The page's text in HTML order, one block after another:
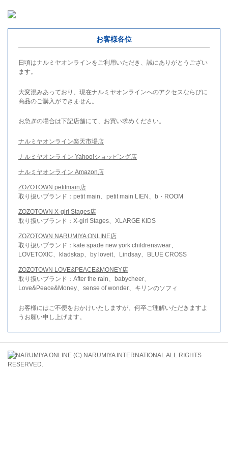
お客様各位
日頃はナルミヤオンラインをご利用いただき、誠にありがとうござい
ます。
大変混みあっており、現在ナルミヤオンラインへのアクセスならびに
商品のご購入ができません。
お急ぎの場合は下記店舗にて、お買い求めください。
ナルミヤオンライン楽天市場店
ナルミヤオンライン Yahoo!ショッピング店
ナルミヤオンライン Amazon店
ZOZOTOWN petitmain店
取り扱いブランド：petit main、petit main LIEN、b・ROOM
ZOZOTOWN X-girl Stages店
取り扱いブランド：X-girl Stages、XLARGE KIDS
ZOZOTOWN NARUMIYA ONLINE店
取り扱いブランド：kate spade new york childrenswear、
LOVETOXIC、kladskap、by loveit、Lindsay、BLUE CROSS
ZOZOTOWN LOVE&PEACE&MONEY店
取り扱いブランド：After the rain、babycheer、
Love&Peace&Money、sense of wonder、キリンのソフィ
お客様にはご不便をおかけいたしますが、何卒ご理解いただきますよ
うお願い申し上げます。